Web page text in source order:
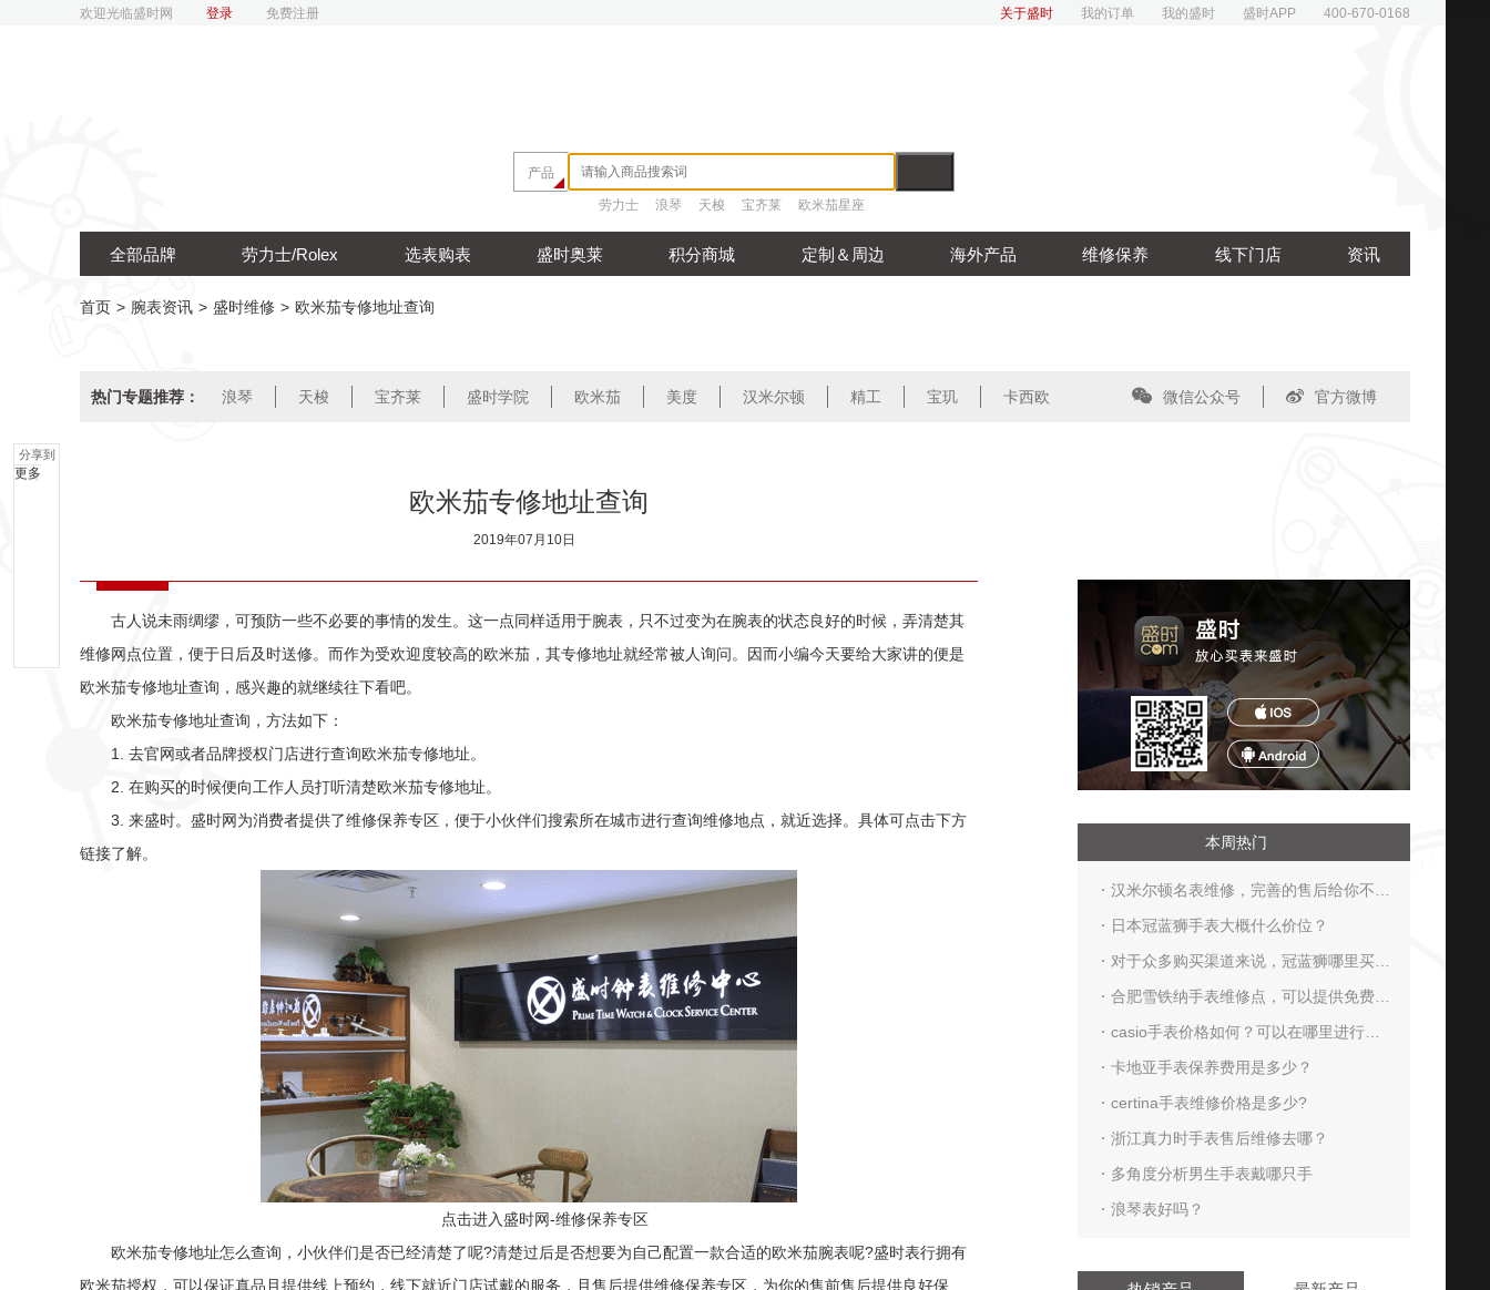
欢迎光临盛时网 登录 免费注册 关于盛时 我的订单 我的盛时 盛时APP 400-670-0168
产品
劳力士 浪琴 天梭 宝齐莱 欧米茄星座
全部品牌 劳力士/Rolex 选表购表 盛时奥莱 积分商城 定制＆周边 海外产品 维修保养 线下门店 资讯
分享到
更多
首页 > 腕表资讯 > 盛时维修 > 欧米茄专修地址查询
热门专题推荐： 浪琴 天梭 宝齐莱 盛时学院 欧米茄 美度 汉米尔顿 精工 宝玑 卡西欧 微信公众号 官方微博
欧米茄专修地址查询
2019年07月10日
古人说未雨绸缪，可预防一些不必要的事情的发生。这一点同样适用于腕表，只不过变为在腕表的状态良好的时候，弄清楚其
维修网点位置，便于日后及时送修。而作为受欢迎度较高的欧米茄，其专修地址就经常被人询问。因而小编今天要给大家讲的便是
欧米茄专修地址查询，感兴趣的就继续往下看吧。
欧米茄专修地址查询，方法如下：
1. 去官网或者品牌授权门店进行查询欧米茄专修地址。
2. 在购买的时候便向工作人员打听清楚欧米茄专修地址。
3. 来盛时。盛时网为消费者提供了维修保养专区，便于小伙伴们搜索所在城市进行查询维修地点，就近选择。具体可点击下方
链接了解。
点击进入盛时网-维修保养专区
欧米茄专修地址怎么查询，小伙伴们是否已经清楚了呢?清楚过后是否想要为自己配置一款合适的欧米茄腕表呢?盛时表行拥有
欧米茄授权，可以保证真品且提供线上预约，线下就近门店试戴的服务，且售后提供维修保养专区，为你的售前售后提供良好保
本周热门
汉米尔顿名表维修，完善的售后给你不一
样的体验
日本冠蓝狮手表大概什么价位？
对于众多购买渠道来说，冠蓝狮哪里买便
宜？
合肥雪铁纳手表维修点，可以提供免费修
理服务吗？
casio手表价格如何？可以在哪里进行购
买呢？
卡地亚手表保养费用是多少？
certina手表维修价格是多少?
浙江真力时手表售后维修去哪？
多角度分析男生手表戴哪只手
浪琴表好吗？